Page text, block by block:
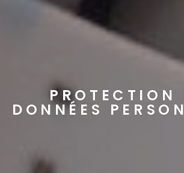
PROTECTION
DONNÉES